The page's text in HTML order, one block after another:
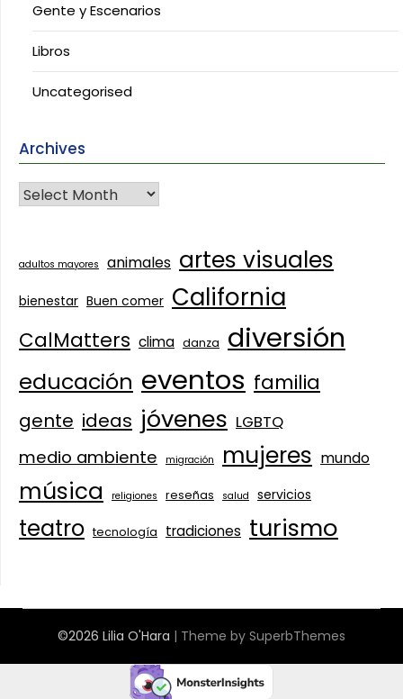
Gente y Escenarios
Libros
Uncategorised
Archives
adultos mayores animales artes visuales
bienestar Buen comer California
CalMatters clima danza diversión
educación eventos familia
gente ideas jóvenes LGBTQ
medio ambiente migración mujeres mundo
música religiones reseñas salud servicios
teatro tecnología tradiciones turismo
©2026 Lilia O'Hara | Theme by SuperbThemes